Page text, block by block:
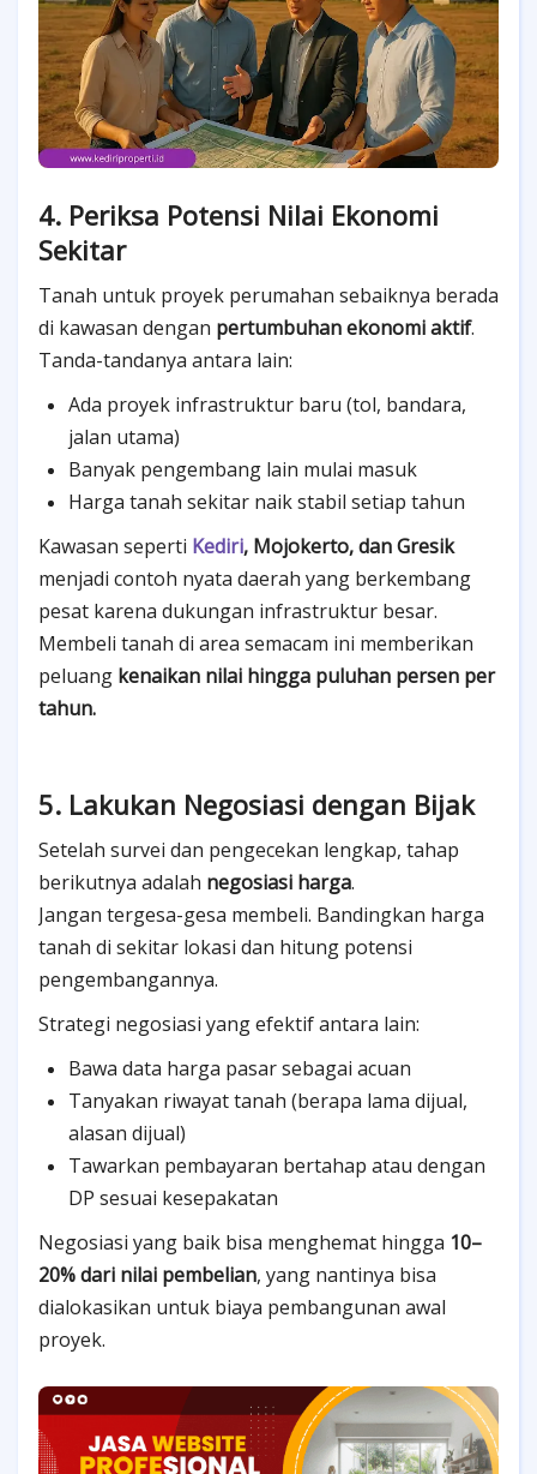
4. Periksa Potensi Nilai Ekonomi
Sekitar
Tanah untuk proyek perumahan sebaiknya berada
di kawasan dengan pertumbuhan ekonomi aktif.
Tanda-tandanya antara lain:
Ada proyek infrastruktur baru (tol, bandara,
jalan utama)
Banyak pengembang lain mulai masuk
Harga tanah sekitar naik stabil setiap tahun
Kawasan seperti Kediri, Mojokerto, dan Gresik
menjadi contoh nyata daerah yang berkembang
pesat karena dukungan infrastruktur besar.
Membeli tanah di area semacam ini memberikan
peluang kenaikan nilai hingga puluhan persen per
tahun.
5. Lakukan Negosiasi dengan Bijak
Setelah survei dan pengecekan lengkap, tahap
berikutnya adalah negosiasi harga.
Jangan tergesa-gesa membeli. Bandingkan harga
tanah di sekitar lokasi dan hitung potensi
pengembangannya.
Strategi negosiasi yang efektif antara lain:
Bawa data harga pasar sebagai acuan
Tanyakan riwayat tanah (berapa lama dijual,
alasan dijual)
Tawarkan pembayaran bertahap atau dengan
DP sesuai kesepakatan
Negosiasi yang baik bisa menghemat hingga 10–
20% dari nilai pembelian, yang nantinya bisa
dialokasikan untuk biaya pembangunan awal
proyek.